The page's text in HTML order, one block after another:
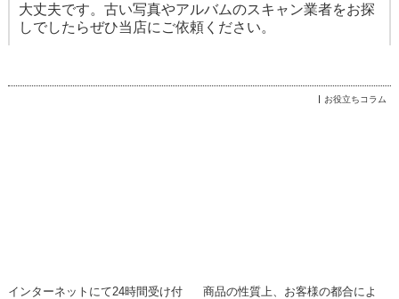
大丈夫です。古い写真やアルバムのスキャン業者をお探
しでしたらぜひ当店にご依頼ください。
お役立ちコラム
インターネットにて24時間受け付
商品の性質上、お客様の都合によ